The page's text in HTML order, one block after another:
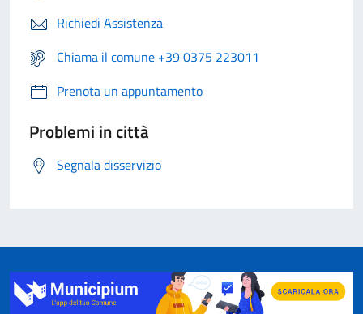
Richiedi Assistenza
Chiama il comune +39 0375 223011
Prenota un appuntamento
Problemi in città
Segnala disservizio